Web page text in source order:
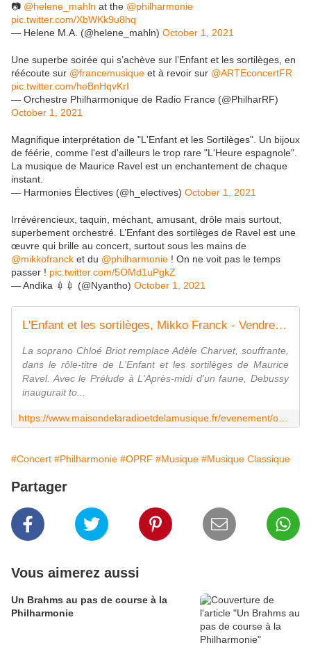
📷 @helene_mahln at the @philharmonie
pic.twitter.com/XbWKk9u8hq
— Helene M.A. (@helene_mahln) October 1, 2021
Une superbe soirée qui s’achève sur l’Enfant et les sortilèges, en
réécoute sur @francemusique et à revoir sur @ARTEconcertFR
pic.twitter.com/heBnHqvKrI
— Orchestre Philharmonique de Radio France (@PhilharRF)
October 1, 2021
Magnifique interprétation de "L'Enfant et les Sortilèges". Un bijoux
de féérie, comme l'est d'ailleurs le trop rare "L'Heure espagnole".
La musique de Maurice Ravel est un enchantement de chaque
instant.
— Harmonies Électives (@h_electives) October 1, 2021
Irrévérencieux, taquin, méchant, amusant, drôle mais surtout,
superbement orchestré. L’Enfant des sortilèges de Ravel est une
œuvre qui brille au concert, surtout sous les mains de
@mikkofranck et du @philharmonie ! On ne voit pas le temps
passer ! pic.twitter.com/5OMd1uPgkZ
— Andika 💉💉 (@Nyantho) October 1, 2021
L'Enfant et les sortilèges, Mikko Franck - Vendredi 01 octobre 2021 - 20h30 Philharmonie de Paris
La soprano Chloé Briot remplace Adèle Charvet, souffrante,
dans le rôle-titre de L'Enfant et les sortilèges de Maurice
Ravel. Avec le Prélude à L'Après-midi d'un faune, Debussy
inaugurait to...
#Concert #Philharmonie #OPRF #Musique #Musique Classique
Partager
Vous aimerez aussi
Un Brahms au pas de course à la
Philharmonie